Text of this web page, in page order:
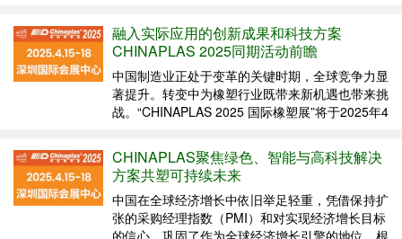
际会展中心（宝安）全馆的19个展厅内，掀起产
业变革的声浪。围绕四大焦点...
融入实际应用的创新成果和科技方案
CHINAPLAS 2025同期活动前瞻
中国制造业正处于变革的关键时期，全球竞争力显
著提升。转变中为橡塑行业既带来新机遇也带来挑
战。“CHINAPLAS 2025 国际橡塑展”将于2025年4
上演，当中一连串同期活动将全面反映行业的演
变，聚焦可持续发展与创新，云集行业领袖，...
CHINAPLAS聚焦绿色、智能与高科技解决
方案共塑可持续未来
中国在全球经济增长中依旧举足轻重，凭借保持扩
张的采购经理指数（PMI）和对实现经济增长目标